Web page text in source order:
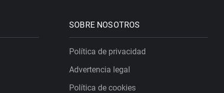
SOBRE NOSOTROS
Política de privacidad
Advertencia legal
Política de cookies